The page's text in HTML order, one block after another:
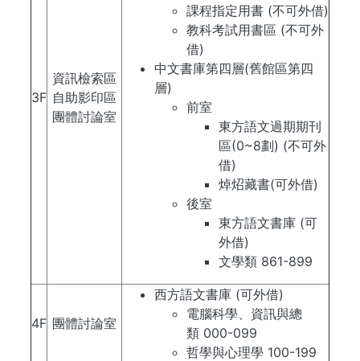
3F
資訊檢索區
自助影印區
團體討論室
課程指定用書 (不可外借)
教科考試用書區 (不可外
借)
中文書庫第四層(舊館區第四
層)
前室
東方語文過期期刊
區(0~8劃) (不可外
借)
焯炤藏書(可外借)
​後室
東方語文書庫 (可
外借)
文學類 861-899
4F 團體討論室
西方語文書庫 (可外借)
電腦科學、資訊與總
類 000-099
哲學與心理學 100-199